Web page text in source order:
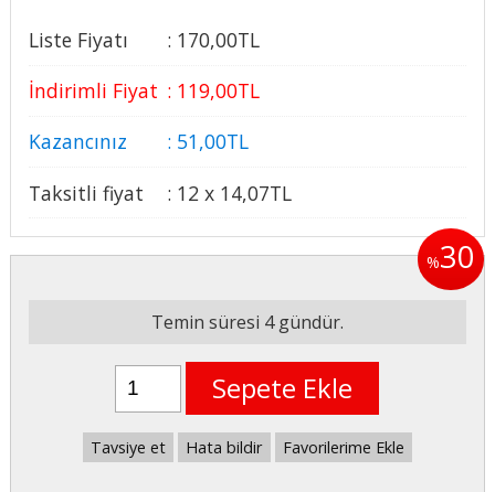
Liste Fiyatı : 170,00TL
İndirimli Fiyat : 119,00TL
Kazancınız
: 51,00TL
Taksitli fiyat
: 12 x 14,07TL
%30
Temin süresi 4 gündür.
Sepete Ekle
Tavsiye et Hata bildir Favorilerime Ekle